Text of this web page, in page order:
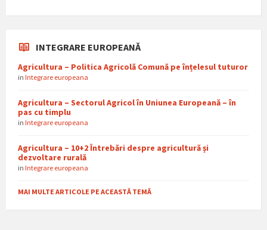
INTEGRARE EUROPEANĂ
Agricultura – Politica Agricolă Comună pe înțelesul tuturor
in Integrare europeana
Agricultura – Sectorul Agricol în Uniunea Europeană – în
pas cu timplu
in Integrare europeana
Agricultura – 10+2 Întrebări despre agricultură și
dezvoltare rurală
in Integrare europeana
MAI MULTE ARTICOLE PE ACEASTĂ TEMĂ